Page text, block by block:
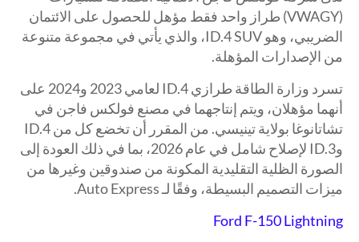
(VWAGY) طراز واحد فقط مؤهل للحصول على الائتمان
الضريبي، وهو ID.4 SUV، والذي يأتي في مجموعة متنوعة
من الإصدارات المؤهلة.
تسرد وزارة الطاقة طرازي ID.4 لعامي 2023 و2024 على
أنهما مؤهلان، ويتم إنتاجهما في مصنع فولكس فاجن في
تشاتانوغا بولاية تينيسي. من المقرر أن تخضع كل من ID.4
وID.3 لإصلاح شامل في عام 2026، بما في ذلك العودة إلى
الصورة الظلية التقليدية المكونة من صندوقين وغيرها من
ميزات التصميم البسيطة، وفقًا لـ Auto Express.
Ford F-150 Lightning